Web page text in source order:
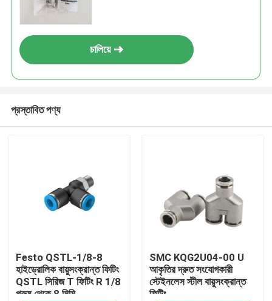
চালিয়ে
প্রস্তাবিত পণ্য
Festo QSTL-1/8-8
হাইড্রোলিক বায়ুসংক্রান্ত ফিটিং
QSTL সিরিজ T ফিটিং R 1/8
পুরুষ থেকে 8 মিমি
SMC KQG2U04-00 U
আকৃতির দ্রুত সংযোগকারী
স্টেইনলেস স্টীল বায়ুসংক্রান্ত
ফিটিং